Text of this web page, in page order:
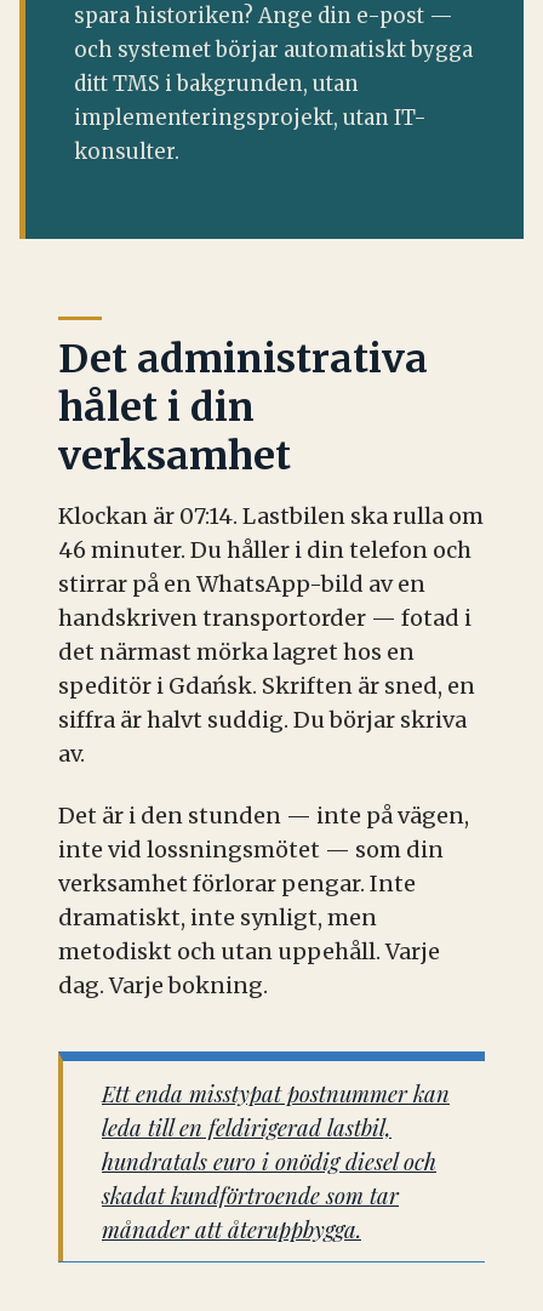
spara historiken? Ange din e-post —
och systemet börjar automatiskt bygga
ditt TMS i bakgrunden, utan
implementeringsprojekt, utan IT-
konsulter.
Det administrativa
hålet i din
verksamhet
Klockan är 07:14. Lastbilen ska rulla om
46 minuter. Du håller i din telefon och
stirrar på en WhatsApp-bild av en
handskriven transportorder — fotad i
det närmast mörka lagret hos en
speditör i Gdańsk. Skriften är sned, en
siffra är halvt suddig. Du börjar skriva
av.
Det är i den stunden — inte på vägen,
inte vid lossningsmötet — som din
verksamhet förlorar pengar. Inte
dramatiskt, inte synligt, men
metodiskt och utan uppehåll. Varje
dag. Varje bokning.
Ett enda misstypat postnummer kan
leda till en feldirigerad lastbil,
hundratals euro i onödig diesel och
skadat kundförtroende som tar
månader att återuppbygga.